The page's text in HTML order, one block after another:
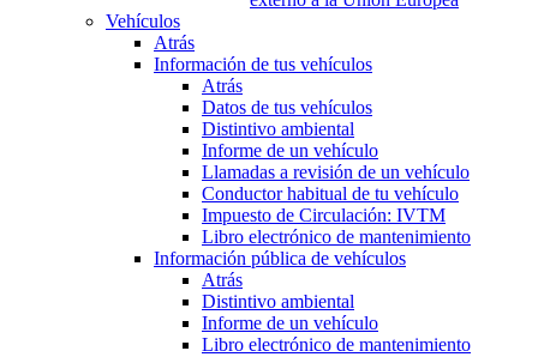
Vehículos
Atrás
Información de tus vehículos
Atrás
Datos de tus vehículos
Distintivo ambiental
Informe de un vehículo
Llamadas a revisión de un vehículo
Conductor habitual de tu vehículo
Impuesto de Circulación: IVTM
Libro electrónico de mantenimiento
Información pública de vehículos
Atrás
Distintivo ambiental
Informe de un vehículo
Libro electrónico de mantenimiento